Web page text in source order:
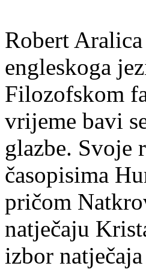
Robert
engleskoga
Filozofskom
vrijeme bavi
glazbe. Svoje
časopisima
pričom
natječaju
izbor